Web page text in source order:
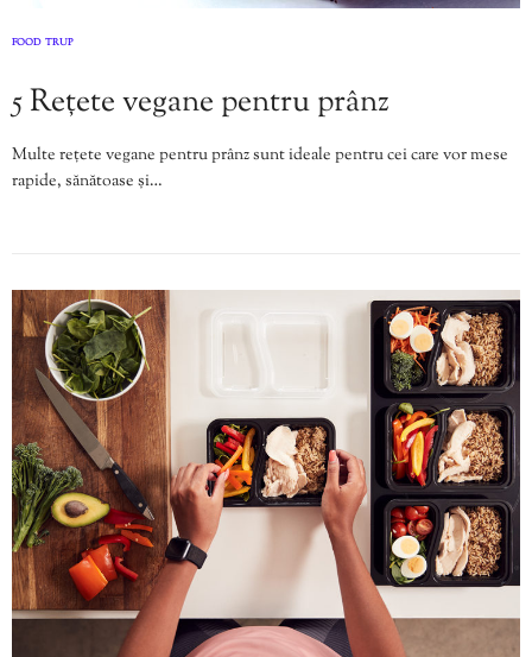
FOOD TRUP
5 Rețete vegane pentru prânz
Multe rețete vegane pentru prânz sunt ideale pentru cei care vor mese
rapide, sănătoase și…